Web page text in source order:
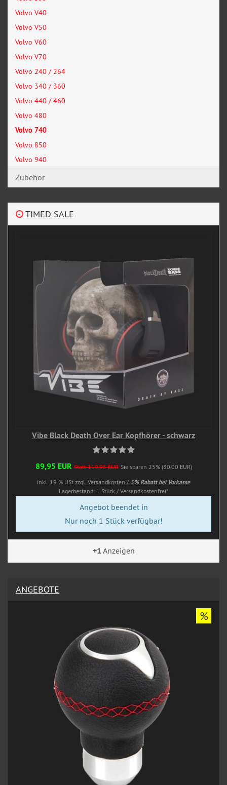
Volvo V40
Volvo V50
Volvo V60
Volvo V70
Volvo 240 / 264
Volvo 340 / 360
Volvo 440 / 460
Volvo 480
Volvo 740
Volvo 850
Volvo 940
Zubehör
TIMED SALE
Vibe Black Death Over Ear Kopfhörer - schwarz
89,95 EUR Statt 119,95 EUR Sie sparen 25% (30,00 EUR)
inkl. 19 % USt zzgl. Versandkosten / 5% Rabatt bei Vorkasse
Lagerbestand: 1 Stück / Versandkostenfrei*
Angebot beendet in
Nur noch 1 Stück verfügbar!
+1 Anzeigen
ANGEBOTE
%